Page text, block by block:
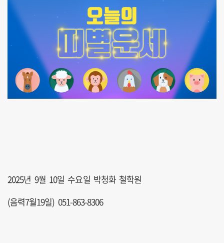
2025년 9월 10일 수요일 박청화 철학원
(음력7월19일) 051-863-8306